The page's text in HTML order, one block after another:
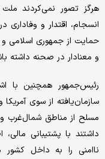
هرگز تصور نمی‌کردند ملت
انسجام، اقتدار و
حمایت از جمهوری اسلامی و
و معنادار در صحنه داشته
رئیس‌جمهور همچنین با
سازمان‌یافته از سوی
مسلح از مناطق شمال‌غرب
داشتند با پشتیبانی
ناامنی را به داخل کشور